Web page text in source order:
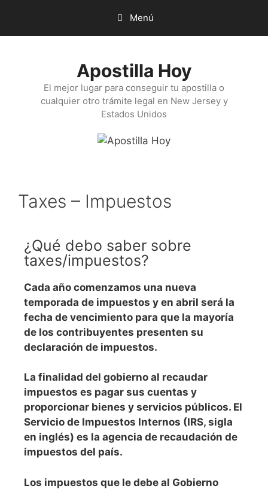
Menú
Apostilla Hoy
El mejor lugar para conseguir tu apostilla o
cualquier otro trámite legal en New Jersey y
Estados Unidos
Taxes – Impuestos
¿Qué debo saber sobre
taxes/impuestos?
Cada año comenzamos una nueva
temporada de impuestos y en abril será la
fecha de vencimiento para que la mayoría
de los contribuyentes presenten su
declaración de impuestos.
La finalidad del gobierno al recaudar
impuestos es pagar sus cuentas y
proporcionar bienes y servicios públicos. El
Servicio de Impuestos Internos (IRS, sigla
en inglés) es la agencia de recaudación de
impuestos del país.
Los impuestos que le debe al Gobierno